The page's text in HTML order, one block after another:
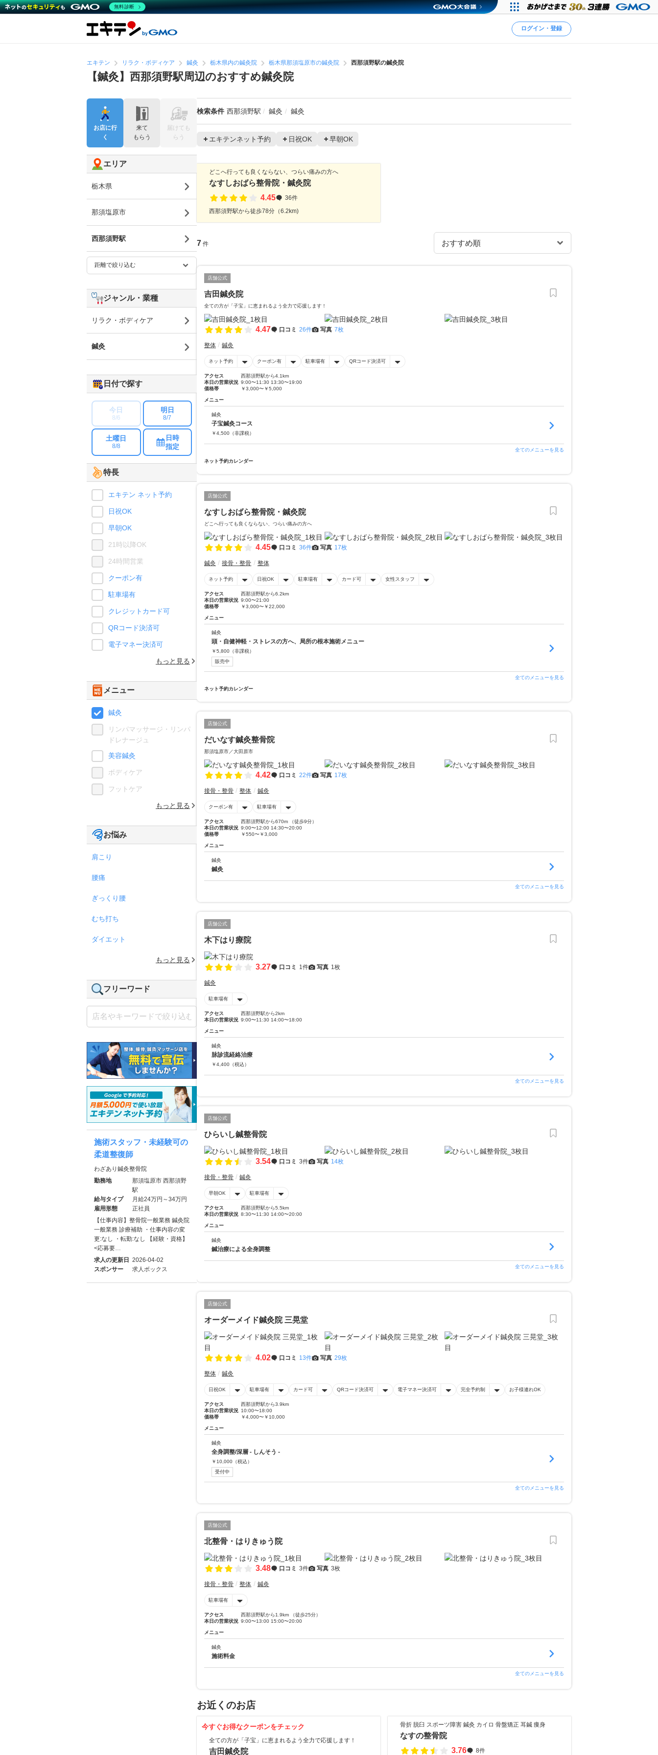
ログイン・登録
エキテン リラク・ボディケア 鍼灸 栃木県内の鍼灸院 栃木県那須塩原市の鍼灸院 西那須野駅の鍼灸院
【鍼灸】西那須野駅周辺のおすすめ鍼灸院
検索条件 西那須野駅 鍼灸 鍼灸
エキテンネット予約 日祝OK 早朝OK
どこへ行っても良くならない、つらい痛みの方へ
なすしおばら整骨院・鍼灸院
4.45
36件
西那須野駅から徒歩78分（6.2km)
7 件
店舗公式
吉田鍼灸院
全ての方が「子宝」に恵まれるよう全力で応援します！
4.47 口コミ 26件 写真 7枚
整体 鍼灸
ネット予約 クーポン有 駐車場有 QRコード決済可
アクセス
西那須野駅から4.1km
本日の営業状況 9:00〜11:30 13:30〜19:00
価格帯
￥3,000〜￥5,000
メニュー
鍼灸
子宝鍼灸コース
￥4,500 （非課税）
全てのメニューを見る
ネット予約カレンダー
店舗公式
なすしおばら整骨院・鍼灸院
どこへ行っても良くならない、つらい痛みの方へ
4.45 口コミ 36件 写真 17枚
鍼灸 接骨・整骨 整体
ネット予約 日祝OK 駐車場有 カード可 女性スタッフ
アクセス
西那須野駅から6.2km
本日の営業状況 9:00〜21:00
価格帯
￥3,000〜￥22,000
メニュー
鍼灸
頭・自健神軽・ストレスの方へ、局所の根本施術メニュー
￥5,800 （非課税）
販売中
全てのメニューを見る
ネット予約カレンダー
店舗公式
だいなす鍼灸整骨院
那須塩原市／大田原市
4.42 口コミ 22件 写真 17枚
接骨・整骨 整体 鍼灸
クーポン有 駐車場有
アクセス
西那須野駅から670m （徒歩9分）
本日の営業状況 9:00〜12:00 14:30〜20:00
価格帯
￥550〜￥3,000
メニュー
鍼灸
鍼灸
全てのメニューを見る
店舗公式
木下はり療院
3.27 口コミ 1件 写真 1枚
鍼灸
駐車場有
アクセス
西那須野駅から2km
本日の営業状況 9:00〜11:30 14:00〜18:00
メニュー
鍼灸
脉診流経絡治療
￥4,400 （税込）
全てのメニューを見る
店舗公式
ひらいし鍼整骨院
3.54 口コミ 3件 写真 14枚
接骨・整骨 鍼灸
早朝OK 駐車場有
アクセス
西那須野駅から5.5km
本日の営業状況 8:30〜11:30 14:00〜20:00
メニュー
鍼灸
鍼治療による全身調整
全てのメニューを見る
店舗公式
オーダーメイド鍼灸院 三晃堂
4.02 口コミ 13件 写真 29枚
整体 鍼灸
日祝OK 駐車場有 カード可 QRコード決済可 電子マネー決済可 完全予約制 お子様連れOK
アクセス
西那須野駅から3.9km
本日の営業状況 10:00〜18:00
価格帯
￥4,000〜￥10,000
メニュー
鍼灸
全身調整/深層 - しんそう -
￥ 10,000 （税込）
受付中
全てのメニューを見る
店舗公式
北整骨・はりきゅう院
3.48 口コミ 3件 写真 3枚
接骨・整骨 整体 鍼灸
駐車場有
アクセス
西那須野駅から1.9km （徒歩25分）
本日の営業状況 9:00〜13:00 15:00〜20:00
メニュー
鍼灸
施術料金
全てのメニューを見る
お近くのお店
今すぐお得なクーポンをチェック
全ての方が「子宝」に恵まれるよう全力で応援します！
吉田鍼灸院
骨折 脱臼 スポーツ障害 鍼灸 カイロ 骨盤矯正 耳鍼 痩身
なすの整骨院
3.76
8件
お店に行
く
来て
もらう
届けても
らう
エリア
栃木県
那須塩原市
西那須野駅
ジャンル・業種
リラク・ボディケア
鍼灸
日付で探す
今日
8/6
明日
8/7
土曜日
8/8
日時
指定
特長
エキテン ネット予約
日祝OK
早朝OK
21時以降OK
24時間営業
クーポン有
駐車場有
クレジットカード可
QRコード決済可
電子マネー決済可
もっと見る
メニュー
鍼灸
リンパマッサージ・リンパ
ドレナージュ
美容鍼灸
ボディケア
フットケア
もっと見る
お悩み
肩こり
腰痛
ぎっくり腰
むち打ち
ダイエット
もっと見る
フリーワード
施術スタッフ・未経験可の
柔道整復師
わざあり鍼灸整骨院
勤務地
那須塩原市 西那須野
駅
給与タイプ
月給24万円～34万円
雇用形態
正社員
【仕事内容】整骨院一般業務 鍼灸院
一般業務 診療補助 ・仕事内容の変
更:なし ・転勤:なし 【経験・資格】
<応募要…
求人の更新日 2026-04-02
スポンサー
求人ボックス
無料診断